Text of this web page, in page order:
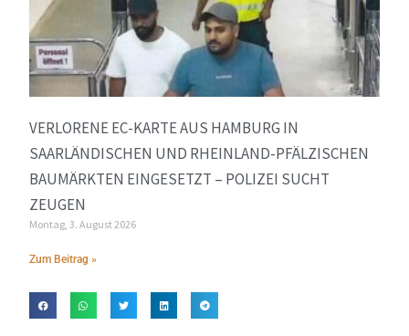
VERLORENE EC-KARTE AUS HAMBURG IN
SAARLÄNDISCHEN UND RHEINLAND-PFÄLZISCHEN
BAUMÄRKTEN EINGESETZT – POLIZEI SUCHT
ZEUGEN
Montag, 3. August 2026
Zum Beitrag »